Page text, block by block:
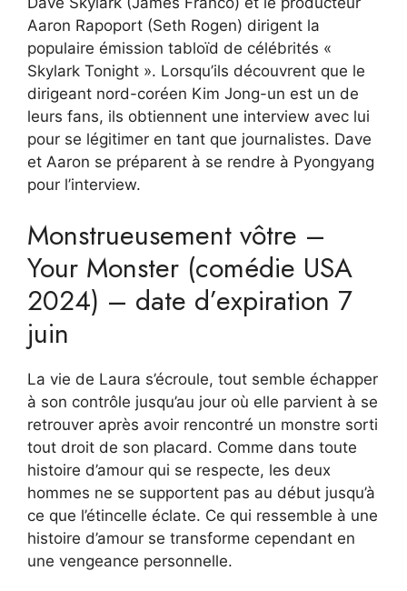
Aaron Rapoport (Seth Rogen) dirigent la
populaire émission tabloïd de célébrités «
Skylark Tonight ». Lorsqu’ils découvrent que le
dirigeant nord-coréen Kim Jong-un est un de
leurs fans, ils obtiennent une interview avec lui
pour se légitimer en tant que journalistes. Dave
et Aaron se préparent à se rendre à Pyongyang
pour l’interview.
Monstrueusement vôtre –
Your Monster (comédie USA
2024) – date d’expiration 7
juin
La vie de Laura s’écroule, tout semble échapper
à son contrôle jusqu’au jour où elle parvient à se
retrouver après avoir rencontré un monstre sorti
tout droit de son placard. Comme dans toute
histoire d’amour qui se respecte, les deux
hommes ne se supportent pas au début jusqu’à
ce que l’étincelle éclate. Ce qui ressemble à une
histoire d’amour se transforme cependant en
une vengeance personnelle.